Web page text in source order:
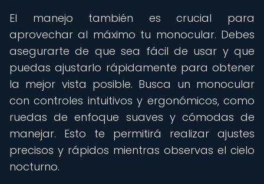
El manejo también es crucial para
aprovechar al máximo tu monocular. Debes
asegurarte de que sea fácil de usar y que
puedas ajustarlo rápidamente para obtener
la mejor vista posible. Busca un monocular
con controles intuitivos y ergonómicos, como
ruedas de enfoque suaves y cómodas de
manejar. Esto te permitirá realizar ajustes
precisos y rápidos mientras observas el cielo
nocturno.